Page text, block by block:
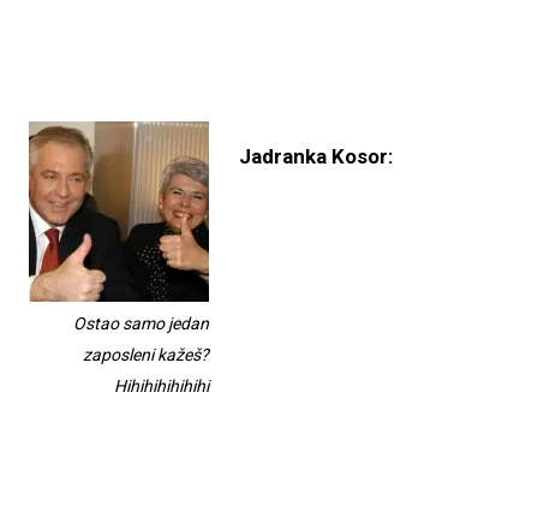
Ostao samo jedan
zaposleni kažeš?
Hihihihihihihi
Jadranka Kosor: